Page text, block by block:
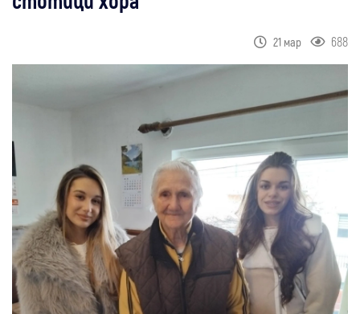
21 мар 688